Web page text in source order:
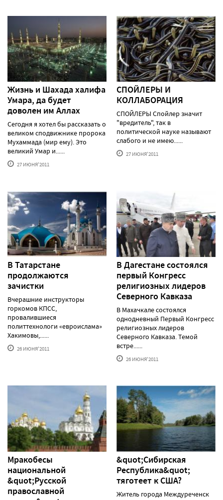
Жизнь и Шахада халифа
Умара, да будет
доволен им Аллах
Сегодня я хотел бы рассказать о
великом сподвижнике пророка
Мухаммада (мир ему). Это
великий Умар и......
27 ИЮНЯ'2011
СПОЙЛЕРЫ И
КОЛЛАБОРАЦИЯ
СПОЙЛЕРЫ Спойлер значит
"вредитель", так в
политической науке называют
слабого и не имею......
27 ИЮНЯ'2011
В Татарстане
продолжаются
зачистки
Вчерашние инструкторы
горкомов КПСС,
провалившиеся
политтехнологи «евроислама»
Хакимовы,......
26 ИЮНЯ'2011
В Дагестане состоялся
первый Конгресс
религиозных лидеров
Северного Кавказа
В Махачкале состоялся
однодневный Первый Конгресс
религиозных лидеров
Северного Кавказа. Темой
встре......
26 ИЮНЯ'2011
Мракобесы
национальной
&quot;Русской
православной
&quot;Сибирская
Республика&quot;
тяготеет к США?
Житель города Междуреченск